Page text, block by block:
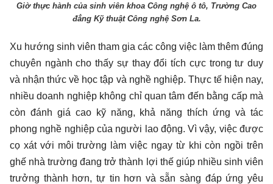
Giờ thực hành của sinh viên khoa Công nghệ ô tô, Trường Cao
đẳng Kỹ thuật Công nghệ Sơn La.
Xu hướng sinh viên tham gia các công việc làm thêm đúng
chuyên ngành cho thấy sự thay đổi tích cực trong tư duy
và nhận thức về học tập và nghề nghiệp. Thực tế hiện nay,
nhiều doanh nghiệp không chỉ quan tâm đến bằng cấp mà
còn đánh giá cao kỹ năng, khả năng thích ứng và tác
phong nghề nghiệp của người lao động. Vì vậy, việc được
cọ xát với môi trường làm việc ngay từ khi còn ngồi trên
ghế nhà trường đang trở thành lợi thế giúp nhiều sinh viên
trưởng thành hơn, tự tin hơn và sẵn sàng đáp ứng yêu